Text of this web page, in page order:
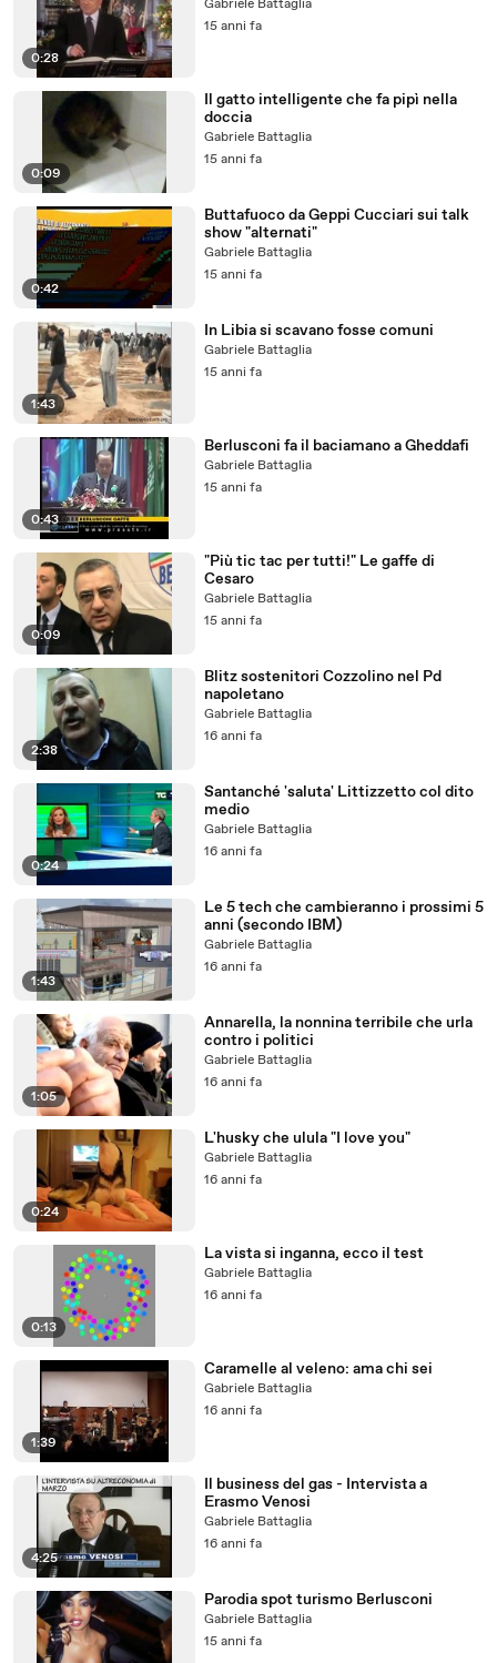
0:28
Gabriele Battaglia
15 anni fa
0:09
Il gatto intelligente che fa pipì nella
doccia
Gabriele Battaglia
15 anni fa
0:42
Buttafuoco da Geppi Cucciari sui talk
show "alternati"
Gabriele Battaglia
15 anni fa
1:43
In Libia si scavano fosse comuni
Gabriele Battaglia
15 anni fa
0:43
Berlusconi fa il baciamano a Gheddafi
Gabriele Battaglia
15 anni fa
0:09
"Più tic tac per tutti!" Le gaffe di
Cesaro
Gabriele Battaglia
15 anni fa
2:38
Blitz sostenitori Cozzolino nel Pd
napoletano
Gabriele Battaglia
16 anni fa
0:24
Santanché 'saluta' Littizzetto col dito
medio
Gabriele Battaglia
16 anni fa
1:43
Le 5 tech che cambieranno i prossimi 5
anni (secondo IBM)
Gabriele Battaglia
16 anni fa
1:05
Annarella, la nonnina terribile che urla
contro i politici
Gabriele Battaglia
16 anni fa
0:24
L'husky che ulula "I love you"
Gabriele Battaglia
16 anni fa
0:13
La vista si inganna, ecco il test
Gabriele Battaglia
16 anni fa
1:39
Caramelle al veleno: ama chi sei
Gabriele Battaglia
16 anni fa
4:25
Il business del gas - Intervista a
Erasmo Venosi
Gabriele Battaglia
16 anni fa
Parodia spot turismo Berlusconi
Gabriele Battaglia
15 anni fa